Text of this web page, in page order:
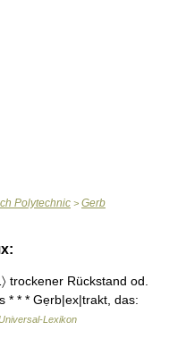
Polytechnic > Gerb
trockener Rückstand od.
* * * Gẹrb|ex|trakt, das:
Lexikon